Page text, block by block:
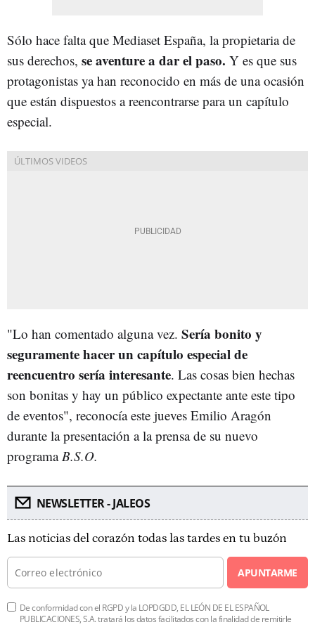
Sólo hace falta que Mediaset España, la propietaria de
sus derechos, se aventure a dar el paso. Y es que sus
protagonistas ya han reconocido en más de una ocasión
que están dispuestos a reencontrarse para un capítulo
especial.
"Lo han comentado alguna vez. Sería bonito y
seguramente hacer un capítulo especial de
reencuentro sería interesante. Las cosas bien hechas
son bonitas y hay un público expectante ante este tipo
de eventos", reconocía este jueves Emilio Aragón
durante la presentación a la prensa de su nuevo
programa B.S.O.
NEWSLETTER - JALEOS
Las noticias del corazón todas las tardes en tu buzón
APUNTARME
De conformidad con el RGPD y la LOPDGDD, EL LEÓN DE EL ESPAÑOL
PUBLICACIONES, S.A. tratará los datos facilitados con la finalidad de remitirle